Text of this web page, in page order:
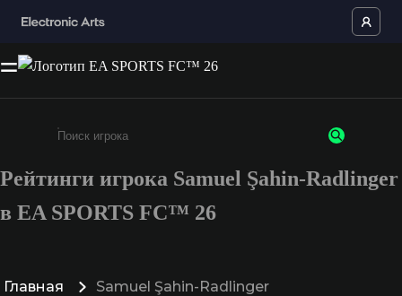
Введите не менее 3 символов или цифр
Рейтинги игрока Samuel Şahin-Radlinger
в EA SPORTS FC™ 26
Главная Samuel Şahin-Radlinger